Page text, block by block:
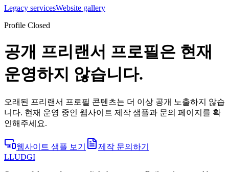
Legacy servicesWebsite gallery
Profile Closed
공개 프리랜서 프로필은 현재
운영하지 않습니다.
오래된 프리랜서 프로필 콘텐츠는 더 이상 공개 노출하지 않습
니다. 현재 운영 중인 웹사이트 제작 샘플과 문의 페이지를 확
인해주세요.
웹사이트 샘플 보기
제작 문의하기
LLUDGI